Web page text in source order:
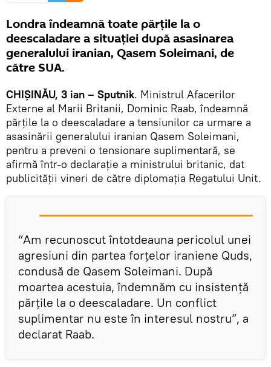
Londra îndeamnă toate părțile la o
deescaladare a situației după asasinarea
generalului iranian, Qasem Soleimani, de
către SUA.
CHIȘINĂU, 3 ian – Sputnik. Ministrul Afacerilor
Externe al Marii Britanii, Dominic Raab, îndeamnă
părțile la o deescaladare a tensiunilor ca urmare a
asasinării generalului iranian Qasem Soleimani,
pentru a preveni o tensionare suplimentară, se
afirmă într-o declarație a ministrului britanic, dat
publicității vineri de către diplomația Regatului Unit.
“Am recunoscut întotdeauna pericolul unei
agresiuni din partea forțelor iraniene Quds,
condusă de Qasem Soleimani. După
moartea acestuia, îndemnăm cu insistență
părțile la o deescaladare. Un conflict
suplimentar nu este în interesul nostru”, a
declarat Raab.